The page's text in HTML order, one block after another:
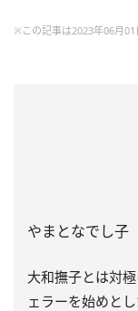
※この記事は2023年06月
やまとなでし子
大和撫子とは対
ェラーを始めと